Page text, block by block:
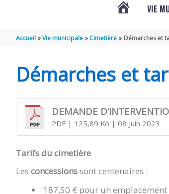
VIE
Accueil Vie municipale Cimetière Démarches et
Démarches et
DEMANDE
PDF| 125,89 Ko | 08 Juin 2023
Tarifs du cimetière
Les concessionssont centenaires :
187,50 € pour un